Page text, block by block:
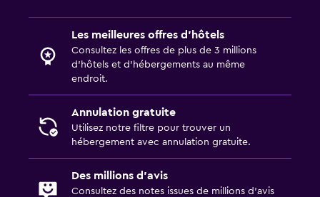
Les meilleures offres d’hôtels
Consultez les offres de plus de 3 millions
d’hôtels et d’hébergements au même
endroit.
Annulation gratuite
Utilisez notre filtre pour trouver un
hébergement avec annulation gratuite.
Des millions d’avis
Consultez des notes issues de millions d’avis